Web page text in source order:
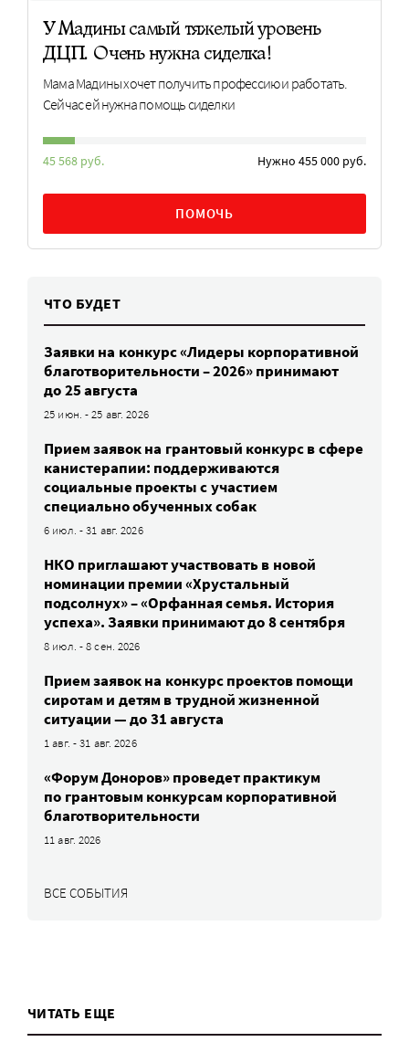
У Мадины самый тяжелый уровень
ДЦП. Очень нужна сиделка!
Мама Мадины хочет получить профессию и работать.
Сейчас ей нужна помощь сиделки
45 568 руб. Нужно 455 000 руб.
ПОМОЧЬ
ЧТО БУДЕТ
Заявки на конкурс «Лидеры корпоративной
благотворительности – 2026» принимают
до 25 августа
25 июн. - 25 авг. 2026
Прием заявок на грантовый конкурс в сфере
канистерапии: поддерживаются
социальные проекты с участием
специально обученных собак
6 июл. - 31 авг. 2026
НКО приглашают участвовать в новой
номинации премии «Хрустальный
подсолнух» – «Орфанная семья. История
успеха». Заявки принимают до 8 сентября
8 июл. - 8 сен. 2026
Прием заявок на конкурс проектов помощи
сиротам и детям в трудной жизненной
ситуации — до 31 августа
1 авг. - 31 авг. 2026
«Форум Доноров» проведет практикум
по грантовым конкурсам корпоративной
благотворительности
11 авг. 2026
ВСЕ СОБЫТИЯ
ЧИТАТЬ ЕЩЕ